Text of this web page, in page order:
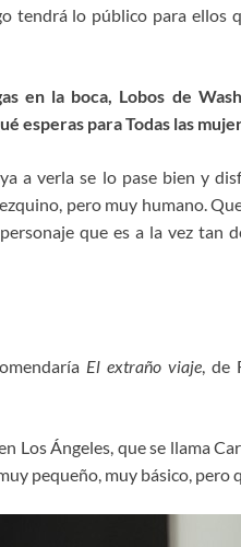
tendrá lo público para ellos
en la boca, Lobos de
esperas para Todas las
a verla se lo pase bien y
pero muy humano.
que es a la vez tan
El extraño viaje, de
Los Ángeles, que se llama
pequeño, muy básico, pero